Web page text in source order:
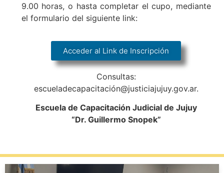
9.00 horas, o hasta completar el cupo, mediante
el formulario del siguiente link:
Acceder al Link de Inscripción
Consultas:
escueladecapacitación@justiciajujuy.gov.ar.
Escuela de Capacitación Judicial de Jujuy
“Dr. Guillermo Snopek”